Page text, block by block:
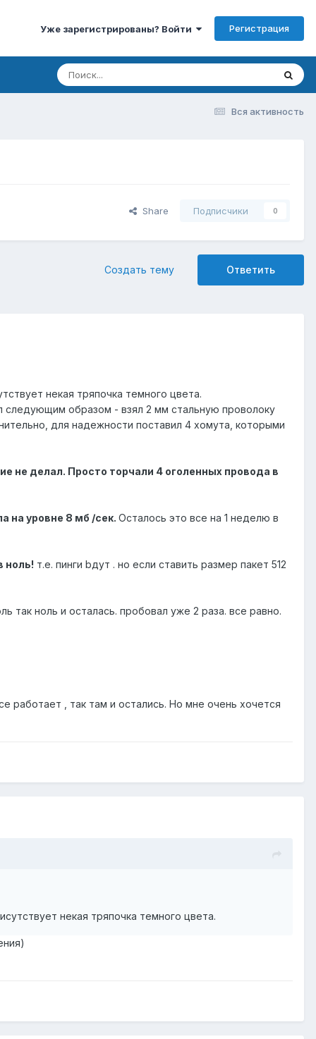
Уже зарегистрированы? Войти Регистрация
Вся активность
Share Подписчики 0
Ответить
Создать тему
некая тряпочка темного цвета.
следующим образом - взял 2 мм стальную проволоку
для надежности поставил 4 хомута, которыми
не делал. Просто торчали 4 оголенных провода в
на уровне 8 мб /сек. Осталось это все на 1 неделю в
ноль! т.е. пинги bдут . но если ставить размер пакет 512
так ноль и осталась. пробовал уже 2 раза. все равно.
работает , так там и остались. Но мне очень хочется
некая тряпочка темного цвета.